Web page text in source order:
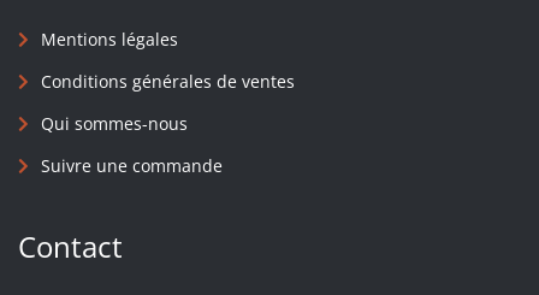
Mentions légales
Conditions générales de ventes
Qui sommes-nous
Suivre une commande
Contact